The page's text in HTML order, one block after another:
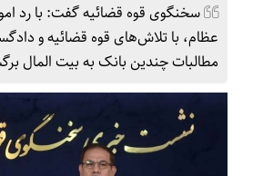
سخنگوی قوه قضائیه گفت: با رد
عظام، با تلاش‌های قوه قضائیه و
مطالبات چندین بانک به بیت المال